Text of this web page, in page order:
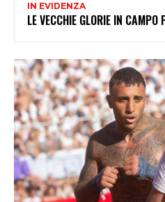
IN EVIDENZA
LE VECCHIE GLORIE IN